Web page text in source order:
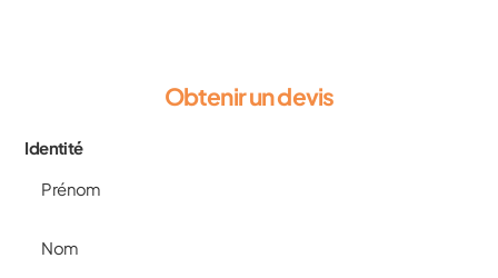
Obtenir un devis
Identité